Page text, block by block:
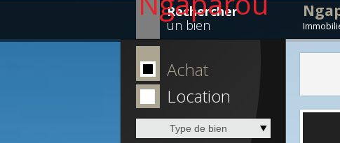
Rechercher
un bien
Achat
Location
Type de bien